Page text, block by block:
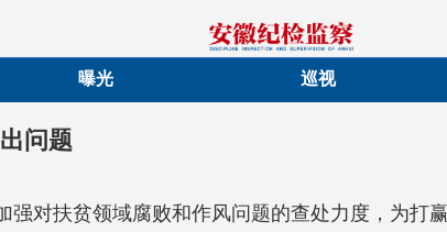
曝光 巡视
问题
对扶贫领域腐败和作风问题的查处力度，为打